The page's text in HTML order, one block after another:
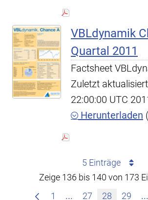
VBLdynamik
Quartal 2011
Factsheet
Zuletzt
22:00:00 UTC
Herunterladen
5 Einträge
Zeige 136 bis 140 von 173
1
... Zwischenseiten
27 28 29 ...